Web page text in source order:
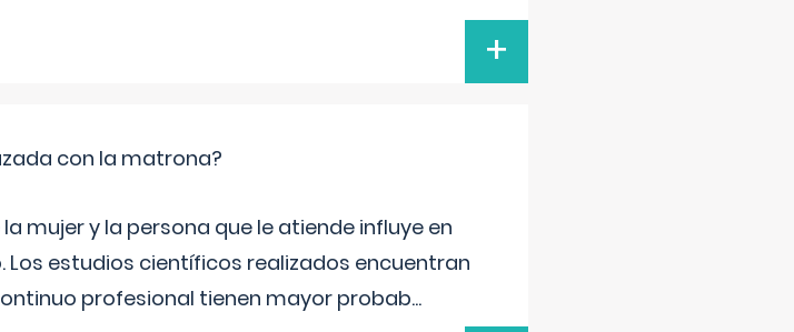
+
con la matrona?
mujer y la persona que le atiende influye en
estudios científicos realizados encuentran
profesional tienen mayor probab...